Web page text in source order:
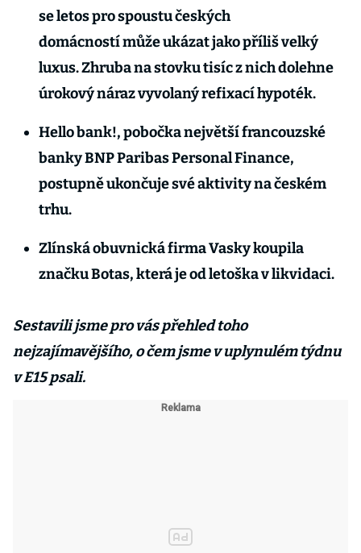
se letos pro spoustu českých
domácností může ukázat jako příliš velký
luxus. Zhruba na stovku tisíc z nich dolehne
úrokový náraz vyvolaný refixací hypoték.
Hello bank!, pobočka největší francouzské
banky BNP Paribas Personal Finance,
postupně ukončuje své aktivity na českém
trhu.
Zlínská obuvnická firma Vasky koupila
značku Botas, která je od letoška v likvidaci.
Sestavili jsme pro vás přehled toho
nejzajímavějšího, o čem jsme v uplynulém týdnu
v E15 psali.